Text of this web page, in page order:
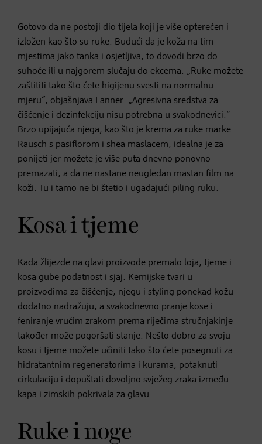
Gotovo da ne postoji dio tijela koji je više opterećen i
izložen kao što su ruke. Budući da je koža na tim
mjestima jako tanka i osjetljiva, to dovodi brzo do
suhoće ili u najgorem slučaju do ekcema. „Ruke možete
zaštititi tako što ćete higijenu svesti na normalnu
mjeru“, objašnjava Lanner. „Agresivna sredstva za
čišćenje i dezinfekciju nisu potrebna u svakodnevici.“
Brzo upijajuća njega, kao što je krema za ruke marke
Rausch s pasiflorom i shea maslacem, idealna je za
ponijeti jer možete je više puta dnevno ponovno
premazati, a da ne nastane neugledan mastan film na
koži. Tu i tamo ne bi štetio i ugađajući piling ruku.
Kosa i tjeme
Kada žlijezde na glavi proizvode premalo loja, tjeme i
kosa gube podatnost i sjaj. Kemijske tvari u
proizvodima za čišćenje, njegu i styling ponekad kožu
dodatno nadražuju, a svakodnevno pranje kose i
feniranje vrućim zrakom prema riječima stručnjakinje
također može pogoršati stanje. Nešto dobro za svoju
kosu i tjeme možete učiniti tako što ćete posegnuti za
hidratantnim regeneratorima i kurama, potaknuti
cirkulaciju i dopuštati dovoljno svježeg zraka između
kapa i zimskih pokrivala za glavu.
Ruke i noge